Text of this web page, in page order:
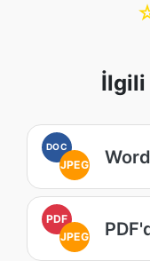
İlgili
DOC
JPEG
PDF
JPEG